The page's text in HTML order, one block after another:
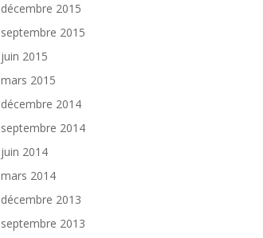
décembre 2015
septembre 2015
juin 2015
mars 2015
décembre 2014
septembre 2014
juin 2014
mars 2014
décembre 2013
septembre 2013